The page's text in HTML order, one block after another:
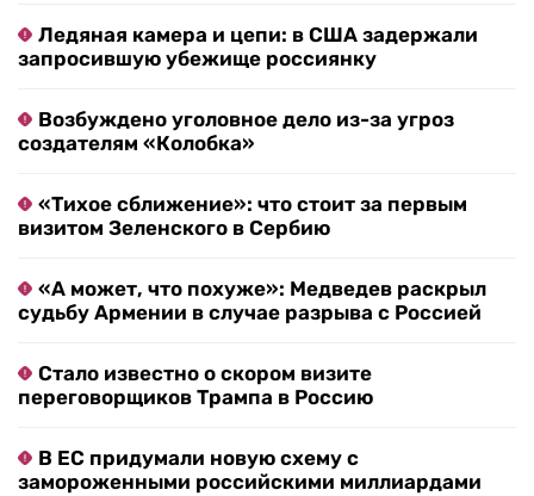
Ледяная камера и цепи: в США задержали
запросившую убежище россиянку
Возбуждено уголовное дело из-за угроз
создателям «Колобка»
«Тихое сближение»: что стоит за первым
визитом Зеленского в Сербию
«А может, что похуже»: Медведев раскрыл
судьбу Армении в случае разрыва с Россией
Стало известно о скором визите
переговорщиков Трампа в Россию
В ЕС придумали новую схему с
замороженными российскими миллиардами